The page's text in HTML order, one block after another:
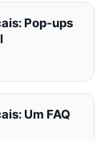
Pop-ups
Um FAQ